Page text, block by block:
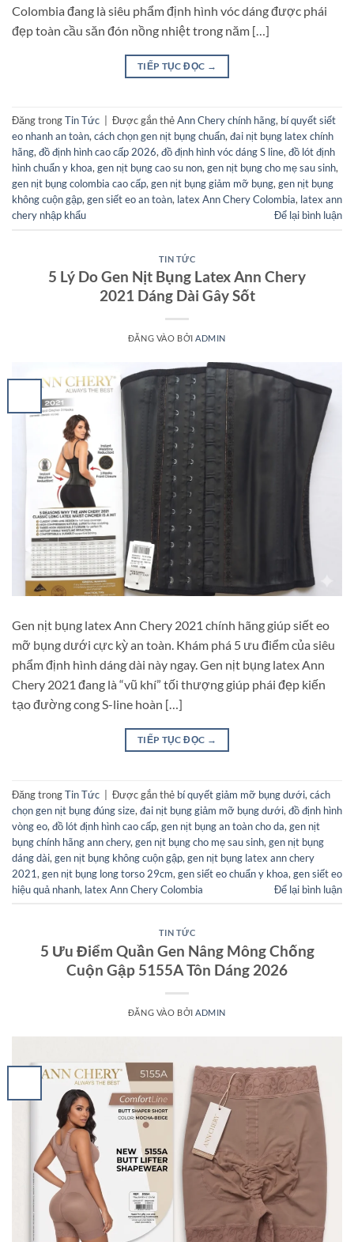
Colombia đang là siêu phẩm định hình vóc dáng được phái
đẹp toàn cầu săn đón nồng nhiệt trong năm […]
TIẾP TỤC ĐỌC →
Đăng trongTin Tức Được gắn thẻAnn Chery chính hãng, bí quyết siết
eo nhanh an toàn,cách chọn gen nịt bụng chuẩn,đai nịt bụng latex chính
hãng,đồ định hình cao cấp 2026,đồ định hình vóc dáng S line,đồ lót định
hình chuẩn y khoa,gen nịt bụng cao su non,gen nịt bụng cho mẹ sau sinh,
gen nịt bụng colombia cao cấp,gen nịt bụng giảm mỡ bụng,gen nịt bụng
không cuộn gập,gen siết eo an toàn, latex Ann Chery Colombia, latex ann
chery nhập khẩu
Để lại bình luận
TIN TỨC
5 Lý Do Gen Nịt Bụng Latex Ann Chery
2021 Dáng Dài Gây Sốt
ĐĂNG VÀO BỞIADMIN
Gen nịt bụng latex Ann Chery 2021 chính hãng giúp siết eo
mỡ bụng dưới cực kỳ an toàn. Khám phá 5 ưu điểm của siêu
phẩm định hình dáng dài này ngay. Gen nịt bụng latex Ann
Chery 2021 đang là “vũ khí” tối thượng giúp phái đẹp kiến
tạo đường cong S-line hoàn […]
TIẾP TỤC ĐỌC →
Đăng trongTin Tức Được gắn thẻ bí quyết giảm mỡ bụng dưới, cách
chọn gen nịt bụng đúng size, đai nịt bụng giảm mỡ bụng dưới, đồ định hình
vòng eo, đồ lót định hình cao cấp, gen nịt bụng an toàn cho da, gen nịt
bụng chính hãng ann chery, gen nịt bụng cho mẹ sau sinh, gen nịt bụng
dáng dài, gen nịt bụng không cuộn gập, gen nịt bụng latex ann chery
2021, gen nịt bụng long torso 29cm, gen siết eo chuẩn y khoa, gen siết eo
hiệu quả nhanh, latex Ann Chery Colombia Để lại bình luận
TIN TỨC
5 Ưu Điểm Quần Gen Nâng Mông Chống
Cuộn Gập 5155A Tôn Dáng 2026
ĐĂNG VÀO BỞIADMIN